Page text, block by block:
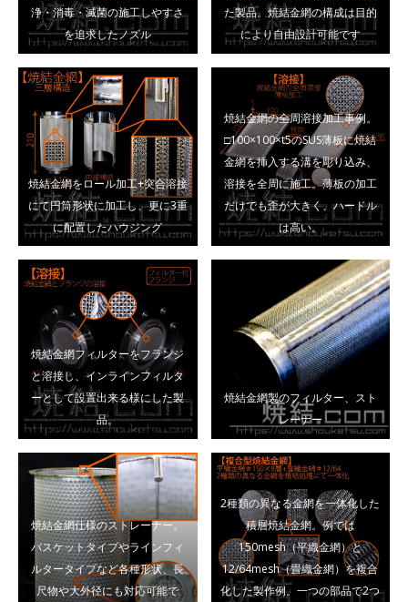
浄・消毒・滅菌の施工しやすさ
を追求したノズル
た製品。焼結金網の構成は目的
により自由設計可能です
焼結金網をロール加工+突合溶接
にて円筒形状に加工し、更に3重
に配置したハウジング
焼結金網の全周溶接加工事例。
□100×100×t5のSUS薄板に焼結
金網を挿入する溝を彫り込み、
溶接を全周に施工。薄板の加工
だけでも歪が大きく、ハードル
は高い。
焼結金網フィルターをフランジ
と溶接し、インラインフィルタ
ーとして設置出来る様にした製
品。
焼結金網製のフィルター、スト
レーナー
焼結金網仕様のストレーナー。
バスケットタイプやラインフィ
ルタータイプなど各種形状、長
尺物や大外径にも対応可能で
2種類の異なる金網を一体化した
積層焼結金網。例では
150mesh（平織金網）と
12/64mesh（畳織金網）を複合
化した製作例。一つの部品で2つ